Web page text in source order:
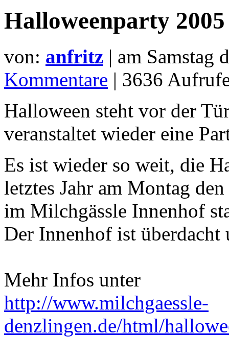
Halloweenparty
von: anfritz | am Samstag
Kommentare | 3636
Halloween steht vor der
veranstaltet wieder eine
Es ist wieder so weit, die
letztes Jahr am Montag
im Milchgässle Innenhof
Der Innenhof ist überdacht
Mehr Infos unter
http://www.milchgaessle-
denzlingen.de/html/